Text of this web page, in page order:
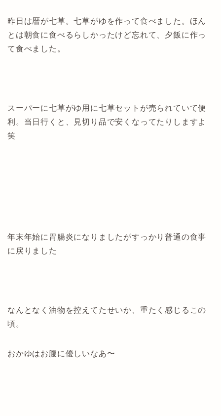
昨日は暦が七草。七草がゆを作って食べました。ほん
とは朝食に食べるらしかったけど忘れて、夕飯に作っ
て食べました。
スーパーに七草がゆ用に七草セットが売られていて便
利。当日行くと、見切り品で安くなってたりしますよ
笑
年末年始に胃腸炎になりましたがすっかり普通の食事
に戻りました
なんとなく油物を控えてたせいか、重たく感じるこの
頃。
おかゆはお腹に優しいなあ〜